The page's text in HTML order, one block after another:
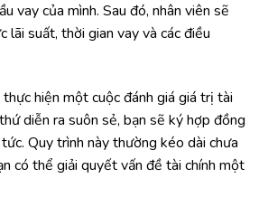
vay của mình. Sau đó, nhân viên sẽ
lãi suất, thời gian vay và các điều
hiện một cuộc đánh giá giá trị tài
diễn ra suôn sẻ, bạn sẽ ký hợp đồng
Quy trình này thường kéo dài chưa
có thể giải quyết vấn đề tài chính một